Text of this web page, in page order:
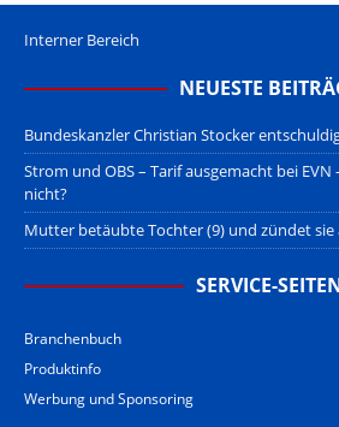
Interner Bereich
NEUESTE
Bundeskanzler Christian Stocker
Strom und OBS – Tarif ausgemacht bei
nicht?
Mutter betäubte Tochter (9) und zündet sie
SERVICE-
Branchenbuch
Produktinfo
Werbung und Sponsoring